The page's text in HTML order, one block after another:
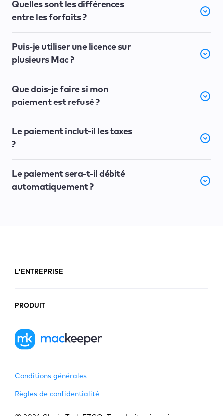
Quelles sont les différences
entre les forfaits ?
Puis-je utiliser une licence sur
plusieurs Mac ?
Que dois-je faire si mon
paiement est refusé ?
Le paiement inclut-il les taxes
?
Le paiement sera-t-il débité
automatiquement ?
L'ENTREPRISE
PRODUIT
Conditions générales
Règles de confidentialité